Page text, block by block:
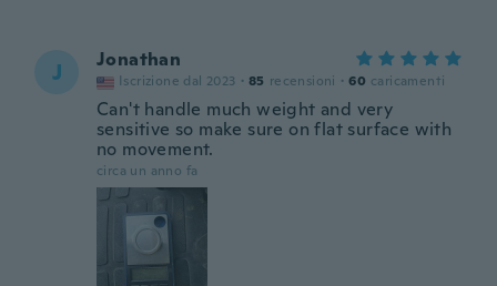
J Jonathan
Iscrizione dal 2023 · 85 recensioni · 60 caricamenti
Can't handle much weight and very
sensitive so make sure on flat surface with
no movement.
circa un anno fa